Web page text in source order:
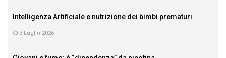
Intelligenza Artificiale e nutrizione dei bimbi prematuri
3 Luglio 2026